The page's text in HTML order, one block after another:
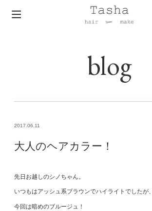
blog
2017.06.11
大人のヘアカラー！
先日お越しのシノちゃん。
いつもはアッシュ系ブラウンでハイライトでしたが、
今回は暗めのブルージュ！